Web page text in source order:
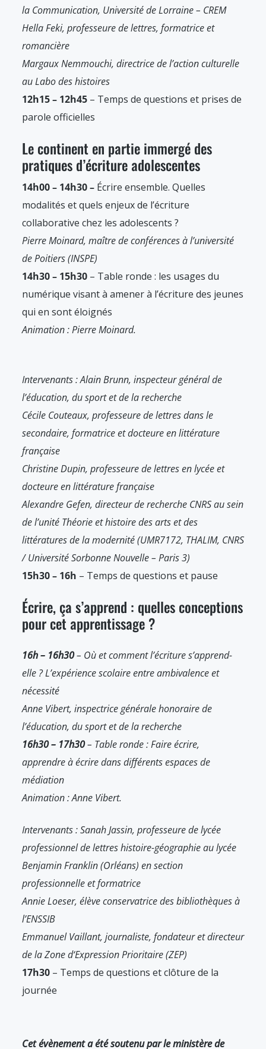
la Communication, Université de Lorraine – CREM
Hella Feki, professeure de lettres, formatrice et
romancière
Margaux Nemmouchi, directrice de l’action culturelle
au Labo des histoires
12h15 – 12h45 – Temps de questions et prises de
parole officielles
Le continent en partie immergé des
pratiques d’écriture adolescentes
14h00 – 14h30 – Écrire ensemble. Quelles
modalités et quels enjeux de l’écriture
collaborative chez les adolescents ?
Pierre Moinard, maître de conférences à l’université
de Poitiers (INSPE)
14h30 – 15h30 – Table ronde : les usages du
numérique visant à amener à l’écriture des jeunes
qui en sont éloignés
Animation : Pierre Moinard.
Intervenants : Alain Brunn, inspecteur général de
l’éducation, du sport et de la recherche
Cécile Couteaux, professeure de lettres dans le
secondaire, formatrice et docteure en littérature
française
Christine Dupin, professeure de lettres en lycée et
docteure en littérature française
Alexandre Gefen, directeur de recherche CNRS au sein
de l’unité Théorie et histoire des arts et des
littératures de la modernité (UMR7172, THALIM, CNRS
/ Université Sorbonne Nouvelle – Paris 3)
15h30 – 16h – Temps de questions et pause
Écrire, ça s’apprend : quelles conceptions
pour cet apprentissage ?
16h – 16h30– Où et comment l’écriture s’apprend-
elle ? L’expérience scolaire entre ambivalence et
nécessité
Anne Vibert, inspectrice générale honoraire de
l’éducation, du sport et de la recherche
16h30 – 17h30– Table ronde : Faire écrire,
apprendre à écrire dans différents espaces de
médiation
Animation : Anne Vibert.
Intervenants : Sanah Jassin, professeure de lycée
professionnel de lettres histoire-géographie au lycée
Benjamin Franklin (Orléans) en section
professionnelle et formatrice
Annie Loeser, élève conservatrice des bibliothèques à
l’ENSSIB
Emmanuel Vaillant, journaliste, fondateur et directeur
de la Zone d‘Expression Prioritaire (ZEP)
17h30 – Temps de questions et clôture de la
journée
Cet évènement a été soutenu par le ministère de